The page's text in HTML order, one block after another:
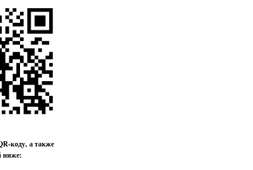
коду, а также
ниже: